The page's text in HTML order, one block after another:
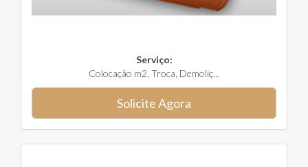
Serviço:
Colocação m2, Troca, Demoliç...
Solicite Agora